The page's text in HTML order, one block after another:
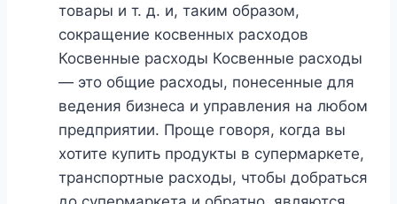
товары и т. д. и, таким образом,
сокращение косвенных расходов
Косвенные расходы Косвенные расходы
— это общие расходы, понесенные для
ведения бизнеса и управления на любом
предприятии. Проще говоря, когда вы
хотите купить продукты в супермаркете,
транспортные расходы, чтобы добраться